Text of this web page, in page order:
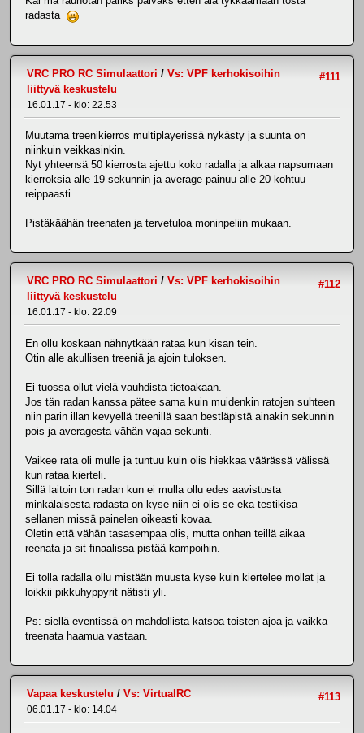
radasta
#111
VRC PRO RC Simulaattori / Vs: VPF kerhokisoihin
liittyvä keskustelu
16.01.17 - klo: 22.53
Muutama treenikierros multiplayerissä nykästy ja suunta on
niinkuin veikkasinkin.
Nyt yhteensä 50 kierrosta ajettu koko radalla ja alkaa napsumaan
kierroksia alle 19 sekunnin ja average painuu alle 20 kohtuu
reippaasti.
Pistäkäähän treenaten ja tervetuloa moninpeliin mukaan.
#112
VRC PRO RC Simulaattori / Vs: VPF kerhokisoihin
liittyvä keskustelu
16.01.17 - klo: 22.09
En ollu koskaan nähnytkään rataa kun kisan tein.
Otin alle akullisen treeniä ja ajoin tuloksen.
Ei tuossa ollut vielä vauhdista tietoakaan.
Jos tän radan kanssa pätee sama kuin muidenkin ratojen suhteen
niin parin illan kevyellä treenillä saan bestläpistä ainakin sekunnin
pois ja averagesta vähän vajaa sekunti.
Vaikee rata oli mulle ja tuntuu kuin olis hiekkaa väärässä välissä
kun rataa kierteli.
Sillä laitoin ton radan kun ei mulla ollu edes aavistusta
minkälaisesta radasta on kyse niin ei olis se eka testikisa
sellanen missä painelen oikeasti kovaa.
Oletin että vähän tasasempaa olis, mutta onhan teillä aikaa
reenata ja sit finaalissa pistää kampoihin.
Ei tolla radalla ollu mistään muusta kyse kuin kiertelee mollat ja
loikkii pikkuhyppyrit nätisti yli.
Ps: siellä eventissä on mahdollista katsoa toisten ajoa ja vaikka
treenata haamua vastaan.
#113
Vapaa keskustelu / Vs: VirtualRC
06.01.17 - klo: 14.04